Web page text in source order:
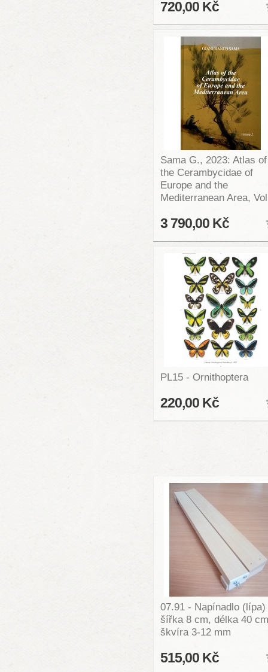
720,00 Kč
Sama G., 2023: Atlas of
the Cerambycidae of
Europe and the
Mediterranean Area,
3 790,00 Kč
PL15 - Ornithoptera
220,00 Kč
07.91 - Napínadlo (lípa)
šířka 8 cm, délka 40
škvíra 3-12 mm
515,00 Kč